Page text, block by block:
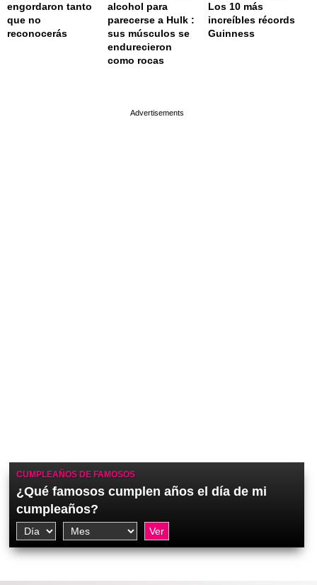
engordaron tanto
que no
reconocerás
alcohol para
parecerse a Hulk :
sus músculos se
endurecieron
como rocas
Los 10 más
increíbles récords
Guinness
CUMPLEAÑOS DE FAMOSOS
¿Qué famosos cumplen años el día de mi
cumpleaños?